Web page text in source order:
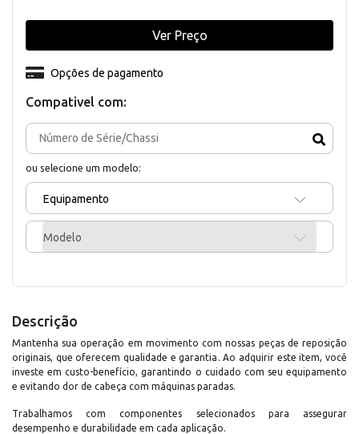
Compativel com:
ou selecione um modelo:
Equipamento
Modelo
Opções de pagamento
Ver Preço
Descrição
Mantenha sua operação em movimento com nossas peças de reposição
originais, que oferecem qualidade e garantia. Ao adquirir este item, você
investe em custo-benefício, garantindo o cuidado com seu equipamento
e evitando dor de cabeça com máquinas paradas.
Trabalhamos com componentes selecionados para assegurar
desempenho e durabilidade em cada aplicação.